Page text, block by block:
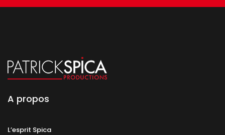
A propos
L’esprit Spica